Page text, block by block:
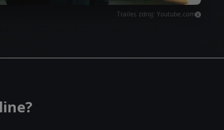
Trailer, zdroj: Youtube.com